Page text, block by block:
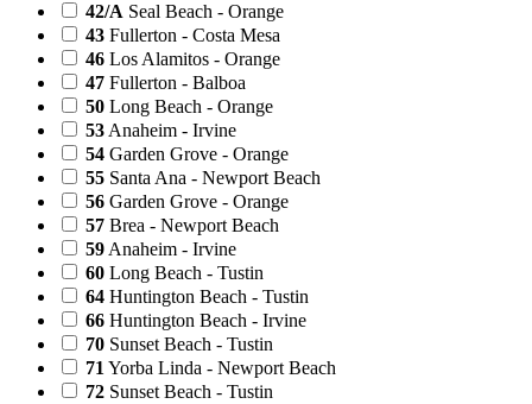
42/A Seal Beach - Orange
43 Fullerton - Costa Mesa
46 Los Alamitos - Orange
47 Fullerton - Balboa
50 Long Beach - Orange
53 Anaheim - Irvine
54 Garden Grove - Orange
55 Santa Ana - Newport Beach
56 Garden Grove - Orange
57 Brea - Newport Beach
59 Anaheim - Irvine
60 Long Beach - Tustin
64 Huntington Beach - Tustin
66 Huntington Beach - Irvine
70 Sunset Beach - Tustin
71 Yorba Linda - Newport Beach
72 Sunset Beach - Tustin